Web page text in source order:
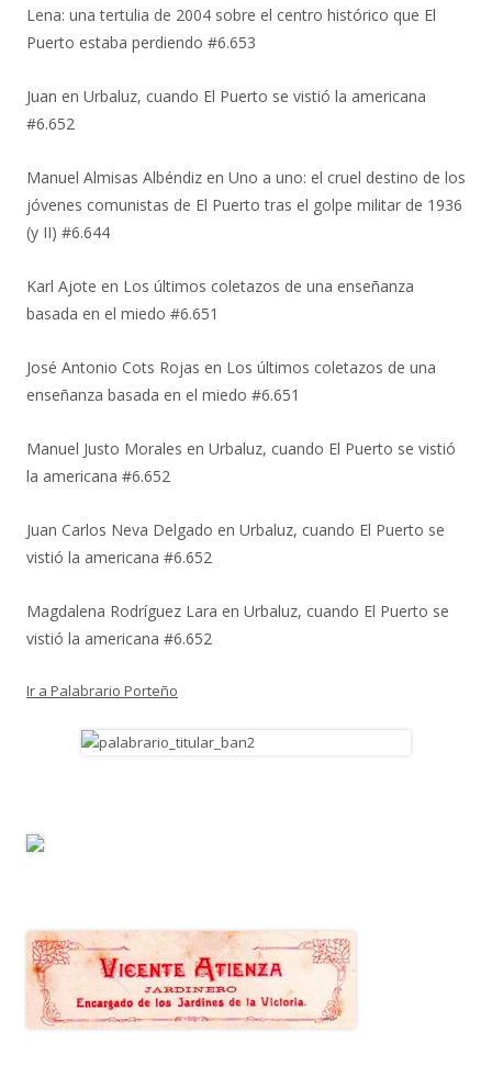
Lena: una tertulia de 2004 sobre el centro histórico que El
Puerto estaba perdiendo #6.653
Juan en Urbaluz, cuando El Puerto se vistió la americana
#6.652
Manuel Almisas Albéndiz en Uno a uno: el cruel destino de los
jóvenes comunistas de El Puerto tras el golpe militar de 1936
(y II) #6.644
Karl Ajote en Los últimos coletazos de una enseñanza
basada en el miedo #6.651
José Antonio Cots Rojas en Los últimos coletazos de una
enseñanza basada en el miedo #6.651
Manuel Justo Morales en Urbaluz, cuando El Puerto se vistió
la americana #6.652
Juan Carlos Neva Delgado en Urbaluz, cuando El Puerto se
vistió la americana #6.652
Magdalena Rodríguez Lara en Urbaluz, cuando El Puerto se
vistió la americana #6.652
Ir a Palabrario Porteño